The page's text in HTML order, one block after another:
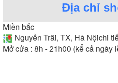
Địa chỉ
Miền bắc
Nguyễn Trãi, TX, Hà Nộichi
Mở cửa : 8h - 21h00 (kể cả ngày